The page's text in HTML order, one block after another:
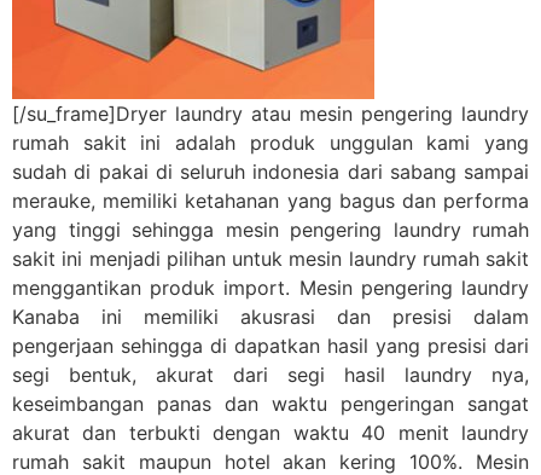
[/su_frame]Dryer laundry atau mesin pengering laundry
rumah sakit ini adalah produk unggulan kami yang
sudah di pakai di seluruh indonesia dari sabang sampai
merauke, memiliki ketahanan yang bagus dan performa
yang tinggi sehingga mesin pengering laundry rumah
sakit ini menjadi pilihan untuk mesin laundry rumah sakit
menggantikan produk import. Mesin pengering laundry
Kanaba ini memiliki akusrasi dan presisi dalam
pengerjaan sehingga di dapatkan hasil yang presisi dari
segi bentuk, akurat dari segi hasil laundry nya,
keseimbangan panas dan waktu pengeringan sangat
akurat dan terbukti dengan waktu 40 menit laundry
rumah sakit maupun hotel akan kering 100%. Mesin